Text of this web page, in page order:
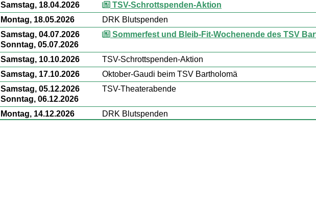
Samstag, 18.04.2026
TSV-Schrottspenden-Aktion
Montag, 18.05.2026
DRK Blutspenden
Samstag, 04.07.2026
Sonntag, 05.07.2026
Sommerfest und Bleib-Fit-Wochenende des TSV
Samstag, 10.10.2026
TSV-Schrottspenden-Aktion
Samstag, 17.10.2026
Oktober-Gaudi beim TSV Bartholomä
Samstag, 05.12.2026
Sonntag, 06.12.2026
TSV-Theaterabende
Montag, 14.12.2026
DRK Blutspenden